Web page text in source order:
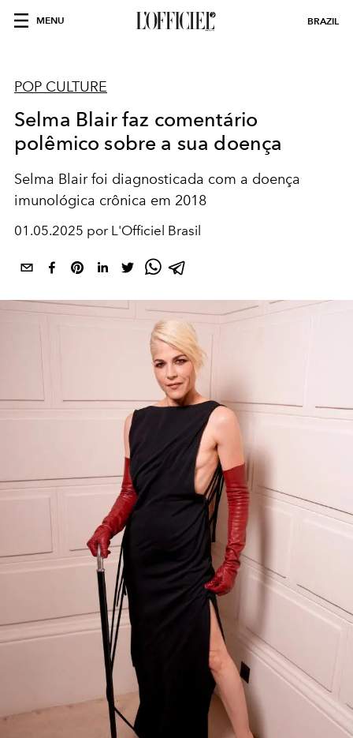
MENU BRAZIL
POP CULTURE
Selma Blair faz comentário
polêmico sobre a sua doença
Selma Blair foi diagnosticada com a doença
imunológica crônica em 2018
01.05.2025 por L'Officiel Brasil